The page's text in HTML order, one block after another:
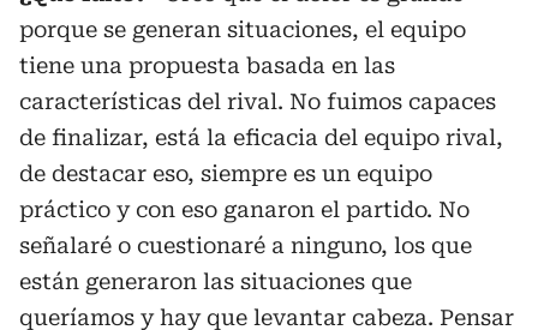
porque se generan situaciones, el equipo
tiene una propuesta basada en las
características del rival. No fuimos capaces
de finalizar, está la eficacia del equipo rival,
de destacar eso, siempre es un equipo
práctico y con eso ganaron el partido. No
señalaré o cuestionaré a ninguno, los que
están generaron las situaciones que
queríamos y hay que levantar cabeza. Pensar